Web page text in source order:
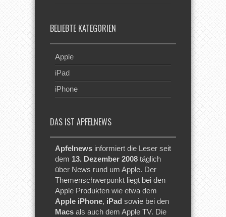
BELIEBTE KATEGORIEN
Apple
iPad
iPhone
DAS IST APFELNEWS
Apfelnews informiert die Leser seit
dem 13. Dezember 2008 täglich
über News rund um Apple. Der
Themenschwerpunkt liegt bei den
Apple Produkten wie etwa dem
Apple iPhone, iPad sowie bei den
Macs als auch dem Apple TV. Die